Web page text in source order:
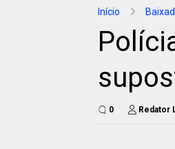
Início
0 Redator